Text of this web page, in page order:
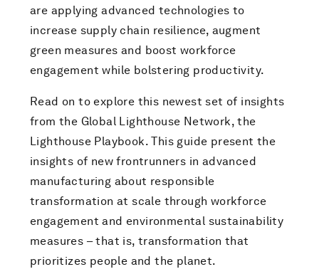
are applying advanced technologies to
increase supply chain resilience, augment
green measures and boost workforce
engagement while bolstering productivity.
Read on to explore this newest set of insights
from the Global Lighthouse Network, the
Lighthouse Playbook. This guide present the
insights of new frontrunners in advanced
manufacturing about responsible
transformation at scale through workforce
engagement and environmental sustainability
measures – that is, transformation that
prioritizes people and the planet.